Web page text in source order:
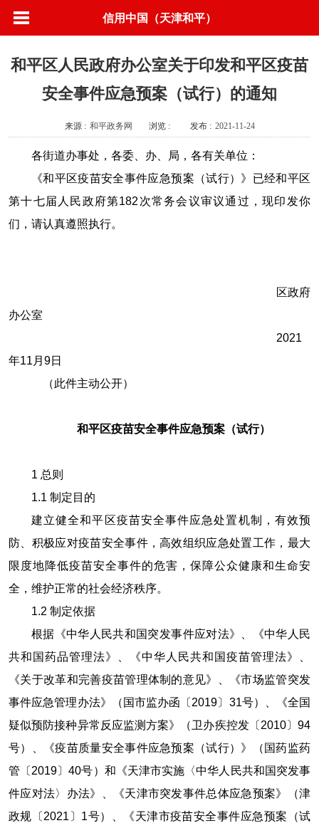
信用中国（天津和平）
和平区人民政府办公室关于印发和平区疫苗
安全事件应急预案（试行）的通知
来源 : 和平政务网 浏览 : 发布 : 2021-11-24
各街道办事处，各委、办、局，各有关单位：
《和平区疫苗安全事件应急预案（试行）》已经和平区
第十七届人民政府第182 次常务会议审议通过，现印发你
们，请认真遵照执行。
区政府
办公室
2021
年11 月 9日
（此件主动公开）
和平区疫苗安全事件应急预案（试行）
1 总则
1.1 制定目的
建立健全和平区疫苗安全事件应急处置机制，有效预
防、积极应对疫苗安全事件，高效组织应急处置工作，最大
限度地降低疫苗安全事件的危害，保障公众健康和生命安
全，维护正常的社会经济秩序。
1.2 制定依据
根据《中华人民共和国突发事件应对法》、《中华人民
共和国药品管理法》、《中华人民共和国疫苗管理法》、
《关于改革和完善疫苗管理体制的意见》、《市场监管突发
事件应急管理办法》（国市监办函〔 2019〕 31号）、《全国
疑似预防接种异常反应监测方案》（卫办疾控发〔 2010〕94
号）、《疫苗质量安全事件应急预案（试行）》（国药监药
管〔 2019〕40号）和《天津市实施〈中华人民共和国突发事
件应对法〉办法》、《天津市突发事件总体应急预案》（津
政规〔 2021 〕 1号）、《天津市疫苗安全事件应急预案（试